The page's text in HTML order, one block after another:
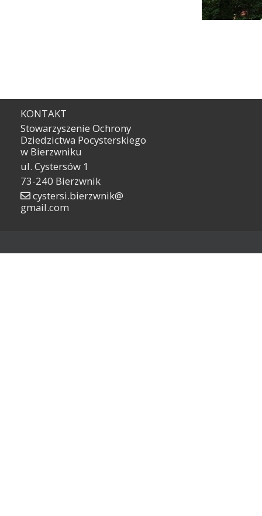
KONTAKT
Stowarzyszenie Ochrony
Dziedzictwa Pocysterskiego
w Bierzwniku
ul. Cystersów 1
73-240 Bierzwnik
cystersi.bierzwnik@
gmail.com